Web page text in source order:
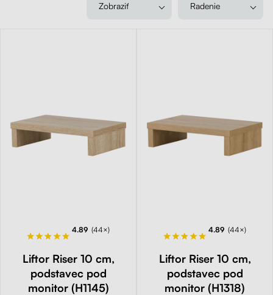
Radenie
Zobraziť
4.89 (44×)
Liftor Riser 10 cm,
podstavec pod
monitor (H1145)
4.89 (44×)
Liftor Riser 10 cm,
podstavec pod
monitor (H1318)